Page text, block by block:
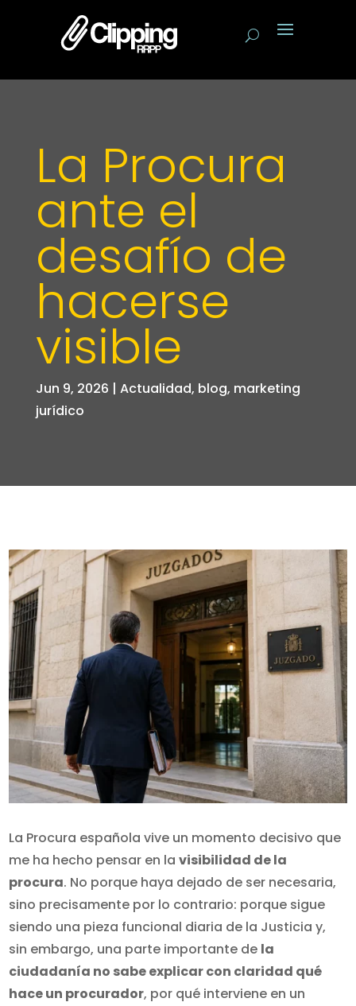
La Procura
ante el
desafío de
hacerse
visible
Jun 9, 2026 | Actualidad, blog, marketing
jurídico
La Procura española vive un momento decisivo que
me ha hecho pensar en lavisibilidad de la
procura. No porque haya dejado de ser necesaria,
sino precisamente por lo contrario: porque sigue
siendo una pieza funcional diaria de la Justicia y,
sin embargo, una parte importante de la
ciudadanía no sabe explicar con claridad qué
hace un procurador, por qué interviene en un